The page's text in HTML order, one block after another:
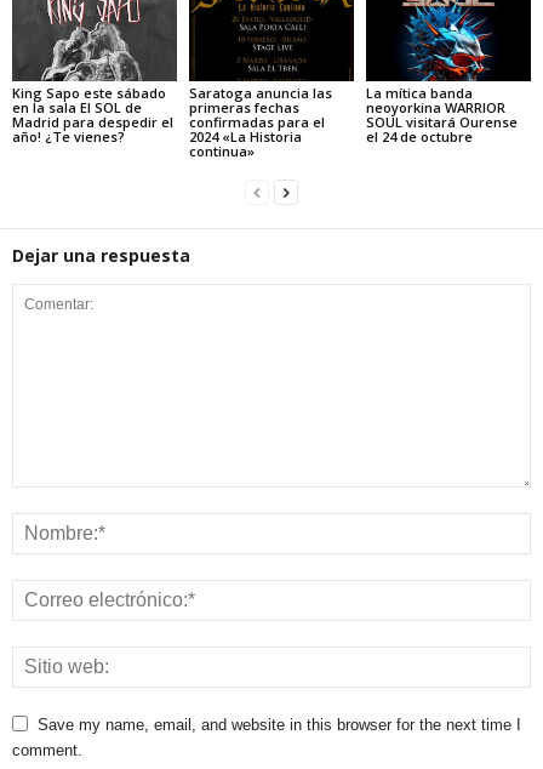
King Sapo este sábado
en la sala El SOL de
Madrid para despedir el
año! ¿Te vienes?
Saratoga anuncia las
primeras fechas
confirmadas para el
2024 «La Historia
continua»
La mítica banda
neoyorkina WARRIOR
SOUL visitará Ourense
el 24 de octubre
Dejar una respuesta
Save my name, email, and website in this browser for the next time I
comment.